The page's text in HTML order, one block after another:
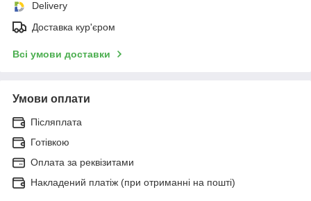
Delivery
Доставка кур'єром
Всі умови доставки
Умови оплати
Післяплата
Готівкою
Оплата за реквізитами
Накладений платіж (при отриманні на пошті)